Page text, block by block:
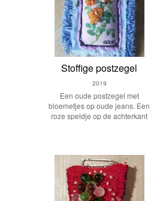
Stoffige postzegel
2019
Een oude postzegel met
bloemetjes op oude jeans. Een
roze speldje op de achterkant